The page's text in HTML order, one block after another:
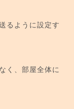
るように設定す
く、部屋全体に